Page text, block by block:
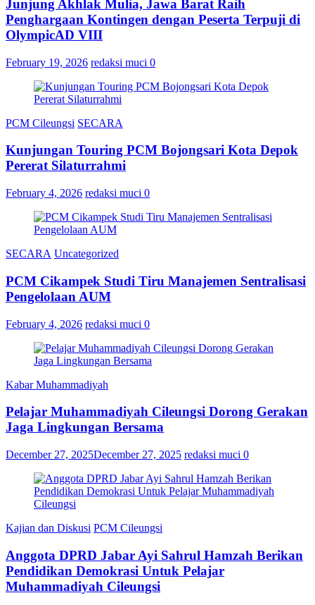
Junjung Akhlak Mulia, Jawa Barat Raih
Penghargaan Kontingen dengan Peserta Terpuji di
OlympicAD VIII
February 19, 2026 redaksi muci 0
PCM Cileungsi SECARA
Kunjungan Touring PCM Bojongsari Kota Depok
Pererat Silaturrahmi
February 4, 2026 redaksi muci 0
SECARA Uncategorized
PCM Cikampek Studi Tiru Manajemen Sentralisasi
Pengelolaan AUM
February 4, 2026 redaksi muci 0
Kabar Muhammadiyah
Pelajar Muhammadiyah Cileungsi Dorong Gerakan
Jaga Lingkungan Bersama
December 27, 2025December 27, 2025 redaksi muci 0
Kajian dan Diskusi PCM Cileungsi
Anggota DPRD Jabar Ayi Sahrul Hamzah Berikan
Pendidikan Demokrasi Untuk Pelajar
Muhammadiyah Cileungsi